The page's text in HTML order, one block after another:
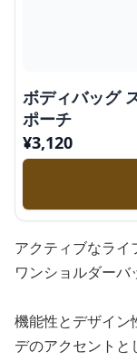
ボディバッグ
ポーチ
¥3,120
アクティブなライ
ワンショルダーバ
機能性とデザイン
デのアクセントと